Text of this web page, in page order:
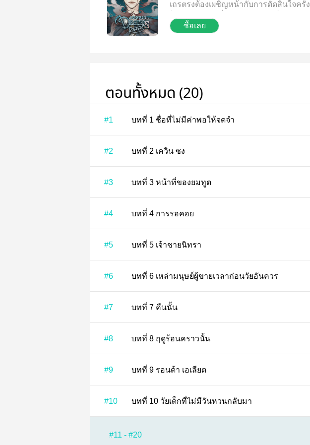
เถรตรงต้องเผชิญหน้ากับการตัดสินใจครั้
ความตาย (เดธ) ชื่อที่เขาไม่คิดว่าจะมีโอก
เขาเคยทำ...
ซื้อเลย
ตอนทั้งหมด (20)
#1 บทที่ 1 ชื่อที่ไม่มีค่าพอให้จดจำ
#2 บทที่ 2 เควิน ซง
#3 บทที่ 3 หน้าที่ของยมทูต
#4 บทที่ 4 การรอคอย
#5 บทที่ 5 เจ้าชายนิทรา
#6 บทที่ 6 เหล่ามนุษย์ผู้ขายเวลาก่อนวัยอันควร
#7 บทที่ 7 คืนนั้น
#8 บทที่ 8 ฤดูร้อนคราวนั้น
#9 บทที่ 9 รอนด้า เอเลียต
#10 บทที่ 10 วัยเด็กที่ไม่มีวันหวนกลับมา
#11 - #20